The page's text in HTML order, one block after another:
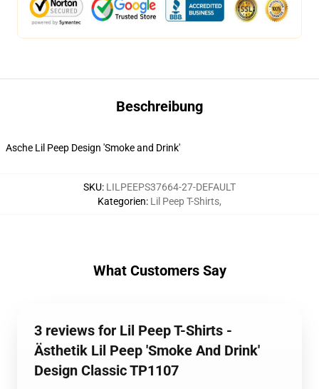
Beschreibung
Asche Lil Peep Design 'Smoke and Drink'
SKU: LILPEEPS37664-27-DEFAULT
Kategorien: Lil Peep T-Shirts,
What Customers Say
3 reviews for Lil Peep T-Shirts -
Ästhetik Lil Peep 'Smoke And Drink'
Design Classic TP1107